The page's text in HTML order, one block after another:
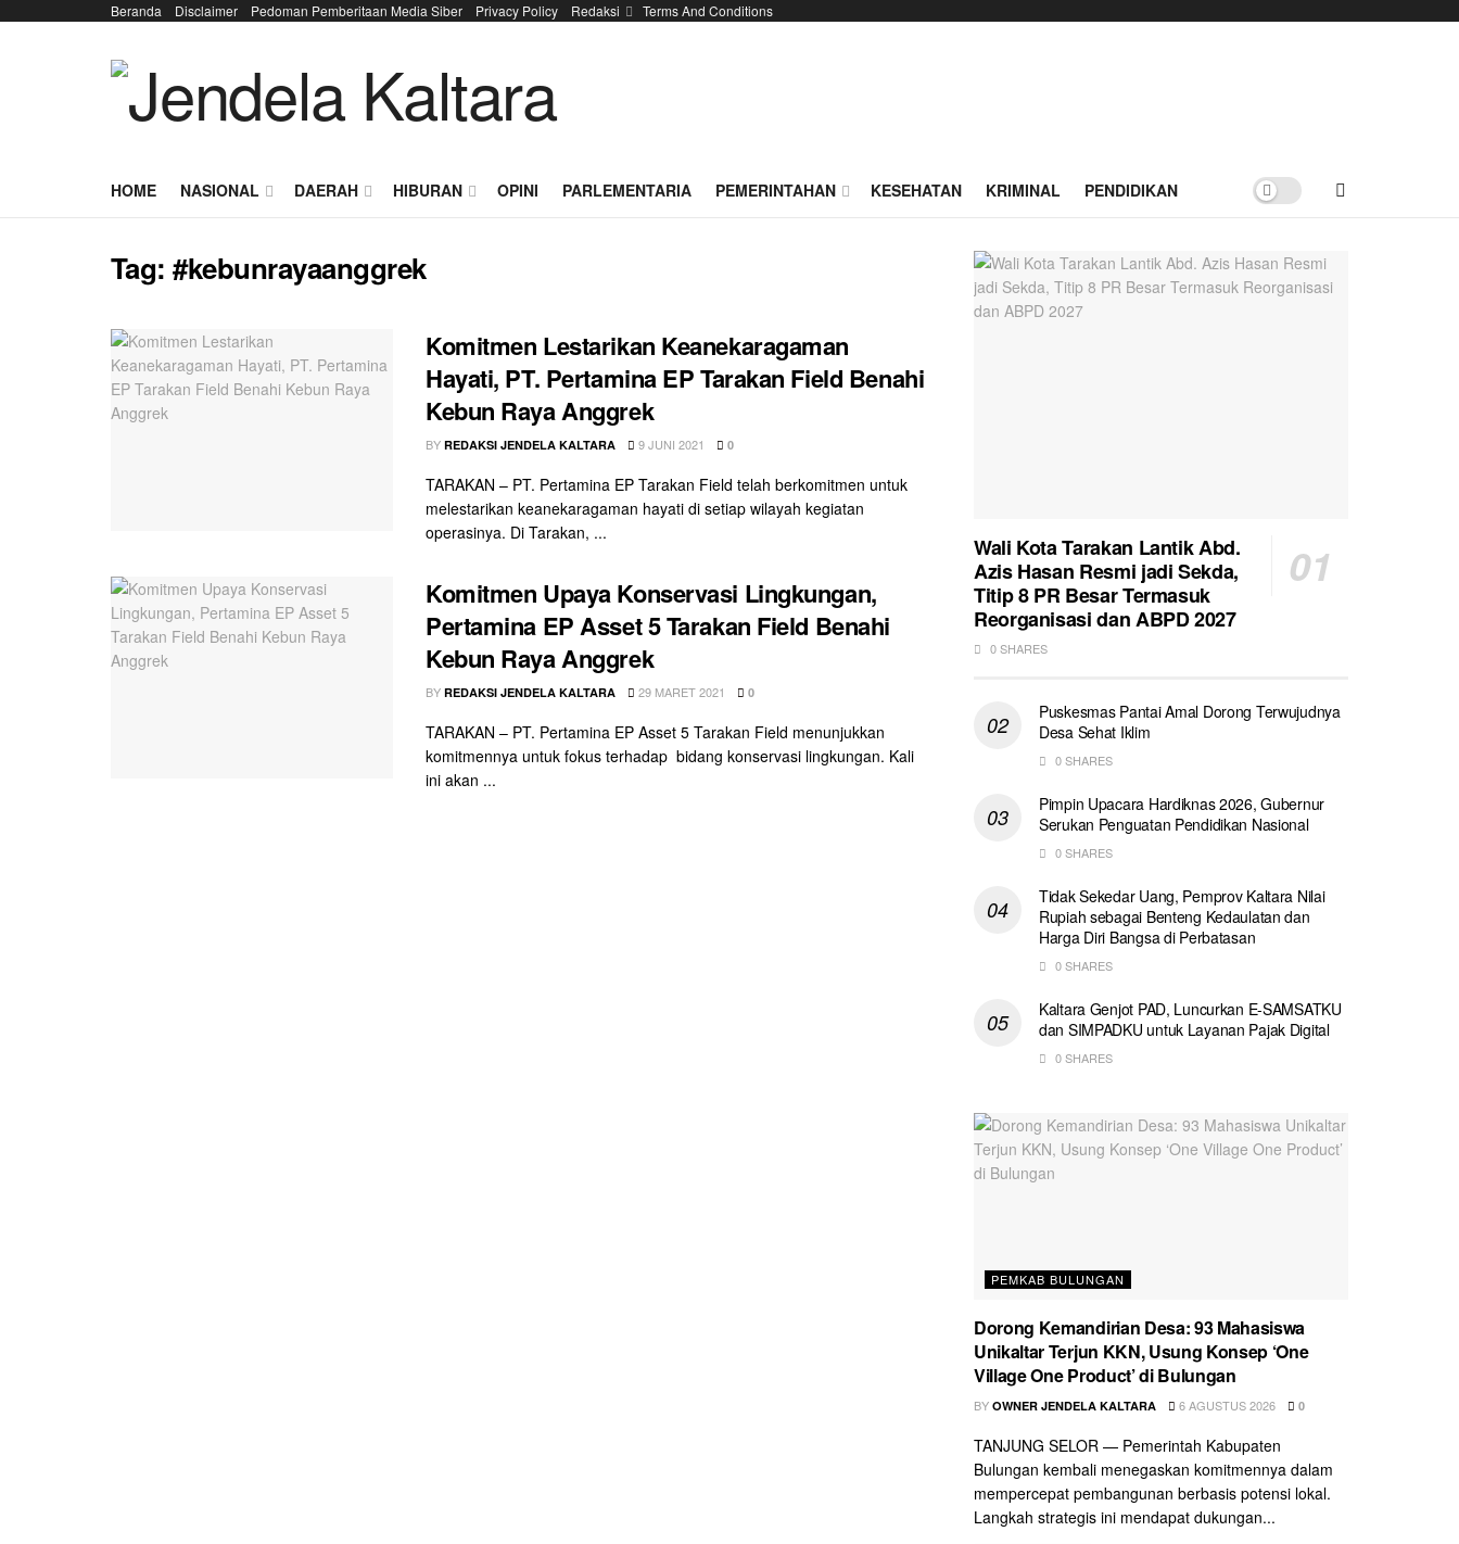
Beranda Disclaimer Pedoman Pemberitaan Media Siber Privacy Policy Redaksi Terms And Conditions
HOME NASIONAL DAERAH HIBURAN OPINI PARLEMENTARIA PEMERINTAHAN KESEHATAN KRIMINAL PENDIDIKAN
Tag:#kebunrayaanggrek
Komitmen Lestarikan Keanekaragaman
Hayati, PT. Pertamina EP Tarakan Field Benahi
Kebun Raya Anggrek
BY REDAKSI JENDELA KALTARA 9 JUNI 2021 0
TARAKAN – PT. Pertamina EP Tarakan Field telah berkomitmen untuk
melestarikan keanekaragaman hayati di setiap wilayah kegiatan
operasinya. Di Tarakan, ...
Komitmen Upaya Konservasi Lingkungan,
Pertamina EP Asset 5 Tarakan Field Benahi
Kebun Raya Anggrek
BY REDAKSI JENDELA KALTARA 29 MARET 2021 0
TARAKAN – PT. Pertamina EP Asset 5 Tarakan Field menunjukkan
komitmennya untuk fokus terhadap bidang konservasi lingkungan. Kali
ini akan ...
Wali Kota Tarakan Lantik Abd.
Azis Hasan Resmi jadi Sekda,
Titip 8 PR Besar Termasuk
Reorganisasi dan ABPD 2027
0 SHARES
Puskesmas Pantai Amal Dorong Terwujudnya
Desa Sehat Iklim
0 SHARES
Pimpin Upacara Hardiknas 2026, Gubernur
Serukan Penguatan Pendidikan Nasional
0 SHARES
Tidak Sekedar Uang, Pemprov Kaltara Nilai
Rupiah sebagai Benteng Kedaulatan dan
Harga Diri Bangsa di Perbatasan
0 SHARES
Kaltara Genjot PAD, Luncurkan E-SAMSATKU
dan SIMPADKU untuk Layanan Pajak Digital
0 SHARES
PEMKAB BULUNGAN
Dorong Kemandirian Desa: 93 Mahasiswa
Unikaltar Terjun KKN, Usung Konsep ‘One
Village One Product’ di Bulungan
BY OWNER JENDELA KALTARA 6 AGUSTUS 2026 0
TANJUNG SELOR — Pemerintah Kabupaten
Bulungan kembali menegaskan komitmennya dalam
mempercepat pembangunan berbasis potensi lokal.
Langkah strategis ini mendapat dukungan...